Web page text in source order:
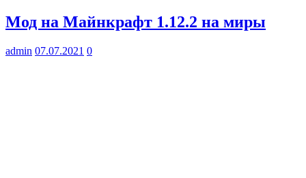
Мод на Майнкрафт 1.12.2 на миры
admin 07.07.2021 0